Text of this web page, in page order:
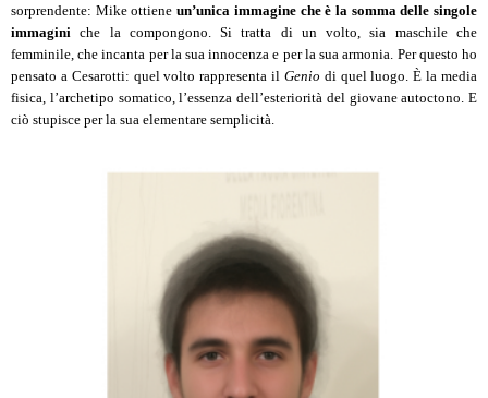
sorprendente: Mike ottieneun’unica immagine che è la somma delle singole
immaginiche la compongono. Si tratta di un volto, sia maschile che
femminile, che incanta per la sua innocenza e per la sua armonia. Per questo ho
pensato a Cesarotti: quel volto rappresenta il Genio di quel luogo. È la media
fisica, l’archetipo somatico, l’essenza dell’esteriorità del giovane autoctono. E
ciò stupisce per la sua elementare semplicità.